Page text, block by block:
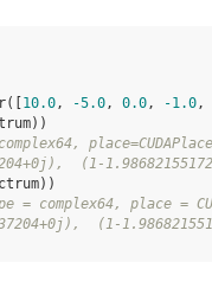
([ 10.0, -5.0, 0.0, -1.0,
))
(1-
))
= complex64, place =
(1-